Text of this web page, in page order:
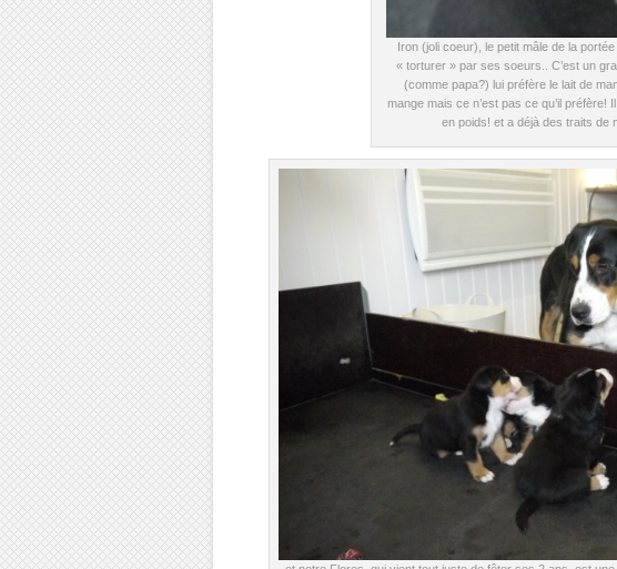
Iron (joli coeur), le petit mâle de la
« torturer » par ses soeurs.. C’est un
(comme papa?) lui préfère le lait de
mange mais ce n’est pas ce qu’il préfère!
en poids! et a déjà des traits de